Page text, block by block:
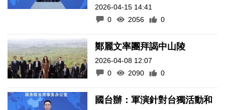
2026-04-15 14:41
0
2056 0
鄭麗文率團拜謁中山陵
2026-04-08 12:07
0
2090 0
國台辦：軍演針對台獨活動和